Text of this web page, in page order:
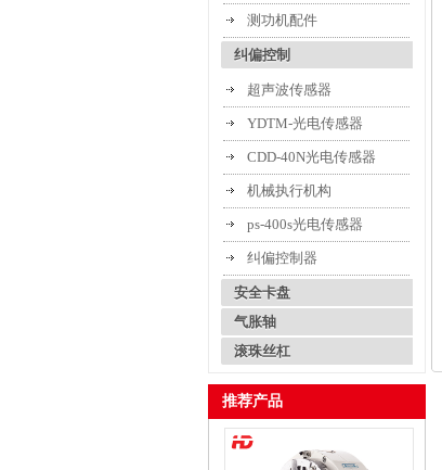
测功机配件
纠偏控制
超声波传感器
YDTM-光电传感器
CDD-40N光电传感器
机械执行机构
ps-400s光电传感器
纠偏控制器
安全卡盘
气胀轴
滚珠丝杠
推荐产品